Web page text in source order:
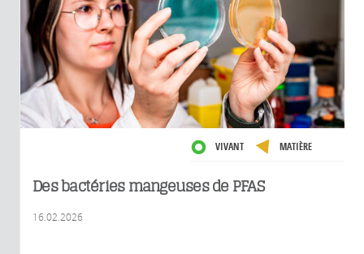
VIVANT MATIÈRE
Des bactéries mangeuses de PFAS
16.02.2026